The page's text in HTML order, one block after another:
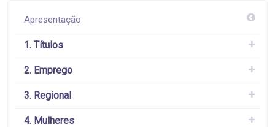
Apresentação
1. Títulos
2. Emprego
3. Regional
4. Mulheres